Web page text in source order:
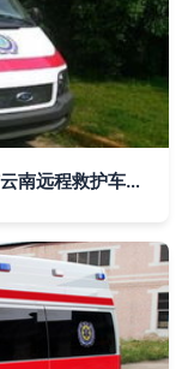
生命守护，全程无忧 玉溪重症救护车与云南远程救护车出租服务